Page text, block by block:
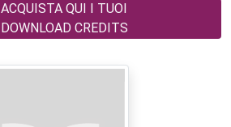
ACQUISTA QUI I TUOI
DOWNLOAD CREDITS